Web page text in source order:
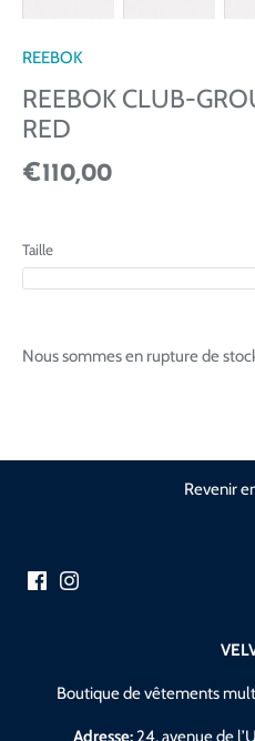
REEBOK
REEBOK CLUB-
RED
€110,00
Taille
Nous sommes en rupture de
Revenir
Boutique de vêtements